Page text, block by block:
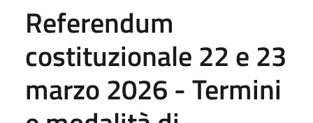
Referendum
costituzionale 22 e 23
marzo 2026 - Termini